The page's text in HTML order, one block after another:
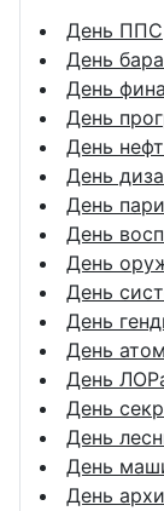
День ППС
День
День
День
День
День
День
День
День
День
День
День
День
День
День
День
День